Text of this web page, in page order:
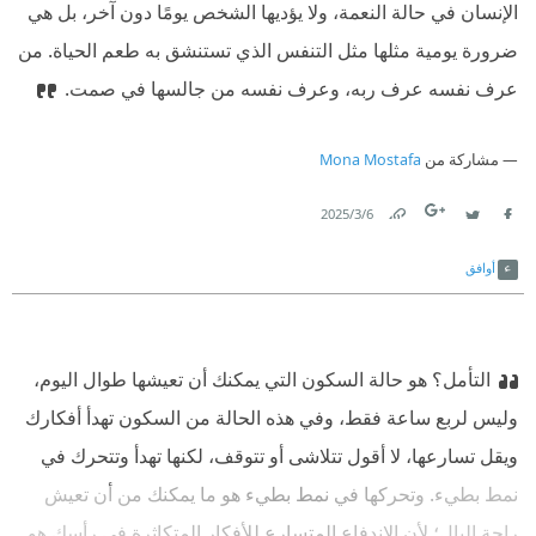
الإنسان في حالة النعمة، ولا يؤديها الشخص يومًا دون آخر، بل هي
ضرورة يومية مثلها مثل التنفس الذي تستنشق به طعم الحياة. ‫ من
عرف نفسه عرف ربه، وعرف نفسه من جالسها في صمت.
مشاركة من Mona Mostafa
6‏/3‏/2025
أوافق
التأمل؟ ‫ هو حالة السكون التي يمكنك أن تعيشها طوال اليوم،
وليس لربع ساعة فقط، وفي هذه الحالة من السكون تهدأ أفكارك
ويقل تسارعها، لا أقول تتلاشى أو تتوقف، لكنها تهدأ وتتحرك في
نمط بطيء. وتحركها في نمط بطيء هو ما يمكنك من أن تعيش